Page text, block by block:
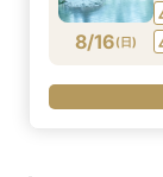
8/16(日)